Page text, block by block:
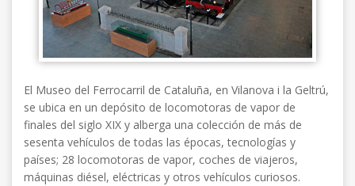
El Museo del Ferrocarril de Cataluña, en Vilanova i la Geltrú,
se ubica en un depósito de locomotoras de vapor de
finales del siglo XIX y alberga una colección de más de
sesenta vehículos de todas las épocas, tecnologías y
países; 28 locomotoras de vapor, coches de viajeros,
máquinas diésel, eléctricas y otros vehículos curiosos.